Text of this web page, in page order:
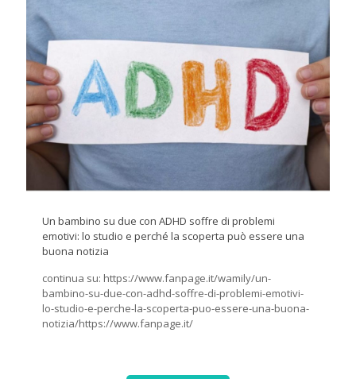
Un bambino su due con ADHD soffre di problemi
emotivi: lo studio e perché la scoperta può essere una
buona notizia
continua su: https://www.fanpage.it/wamily/un-
bambino-su-due-con-adhd-soffre-di-problemi-emotivi-
lo-studio-e-perche-la-scoperta-puo-essere-una-buona-
notizia/https://www.fanpage.it/